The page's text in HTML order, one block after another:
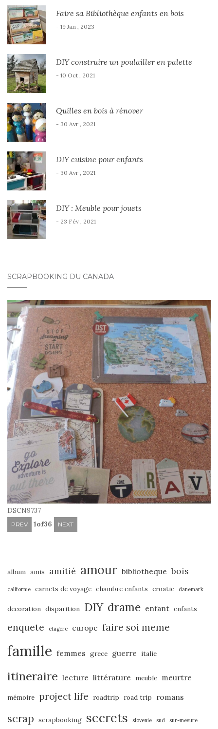
Faire sa Bibliothèque enfants en bois
- 19 Jan , 2023
DIY construire un poulailler en palette
- 10 Oct , 2021
Quilles en bois à rénover
- 30 Avr , 2021
DIY cuisine pour enfants
- 30 Avr , 2021
DIY : Meuble pour jouets
- 23 Fév , 2021
SCRAPBOOKING DU CANADA
DSCN9737
PREV 1of36 NEXT
album amis amitié amour bibliotheque bois
californie carnets de voyage chambre enfants croatie danemark
decoration disparition DIY drame enfant enfants
enquete etagere europe faire soi meme
famille femmes grece guerre italie
itineraire lecture littérature meuble meurtre
mémoire project life roadtrip road trip romans
scrap scrapbooking secrets slovenie sud sur-mesure